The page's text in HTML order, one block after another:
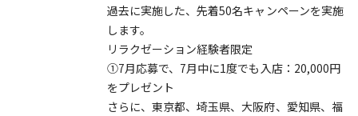
過去に実施した、先着50名キャンペーンを実施
します。
リラクゼーション経験者限定
①7月応募で、7月中に1度でも入店：20,000円
をプレゼント
さらに、東京都、埼玉県、大阪府、愛知県、福